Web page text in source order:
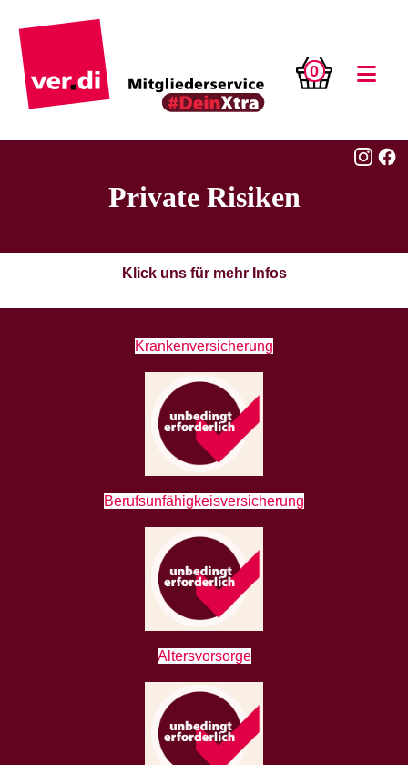
0
Private Risiken
Klick uns für mehr Infos
Krankenversicherung
Berufsunfähigkeisversicherung
Altersvorsorge